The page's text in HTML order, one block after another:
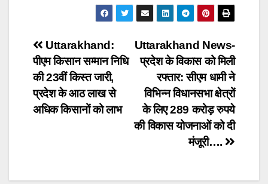
Post
navigation
Uttarakhand News-
प्रदेश के विकास को मिली
रफ्तार: सीएम धामी ने
विभिन्न विधानसभा क्षेत्रों
के लिए 289 करोड़ रुपये
की विकास योजनाओं को दी
मंजूरी….
Uttarakhand:
पीएम किसान सम्मान निधि
की 23वीं किस्त जारी,
प्रदेश के आठ लाख से
अधिक किसानों को लाभ